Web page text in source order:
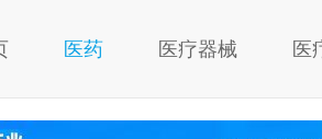
医药 医疗器械 医